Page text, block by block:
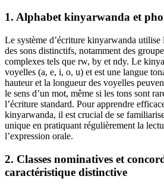
1. Alphabet kinyarwanda et
Le système d’écriture kinyarwanda utilise
des sons distinctifs, notamment des
complexes tels que rw, by et ndy. Le
voyelles (a, e, i, o, u) et est une langue
hauteur et la longueur des voyelles
le sens d’un mot, même si les tons sont
l’écriture standard. Pour apprendre
kinyarwanda, il est crucial de se
unique en pratiquant régulièrement la
l’expression orale.
2. Classes nominatives et
caractéristique distinctive